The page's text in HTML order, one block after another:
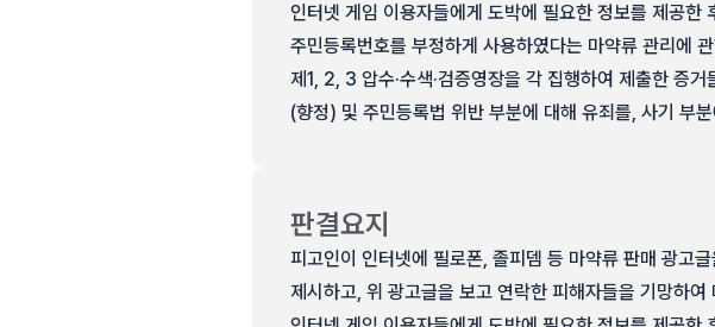
인터넷 게임 이용자들에게 도박에 필요한 정보를 제공한
주민등록번호를 부정하게 사용하였다는 마약류 관리에
제1, 2, 3 압수·수색·검증영장을 각 집행하여 제출한 증
(향정) 및 주민등록법 위반 부분에 대해 유죄를, 사기 부
판결요지
피고인이 인터넷에 필로폰, 졸피뎀 등 마약류 판매 광고
제시하고, 위 광고글을 보고 연락한 피해자들을 기망하